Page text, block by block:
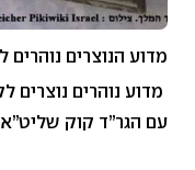
מדוע הנוצרים
מדוע נוהרים נוצרים
עם הגר”ד קוק